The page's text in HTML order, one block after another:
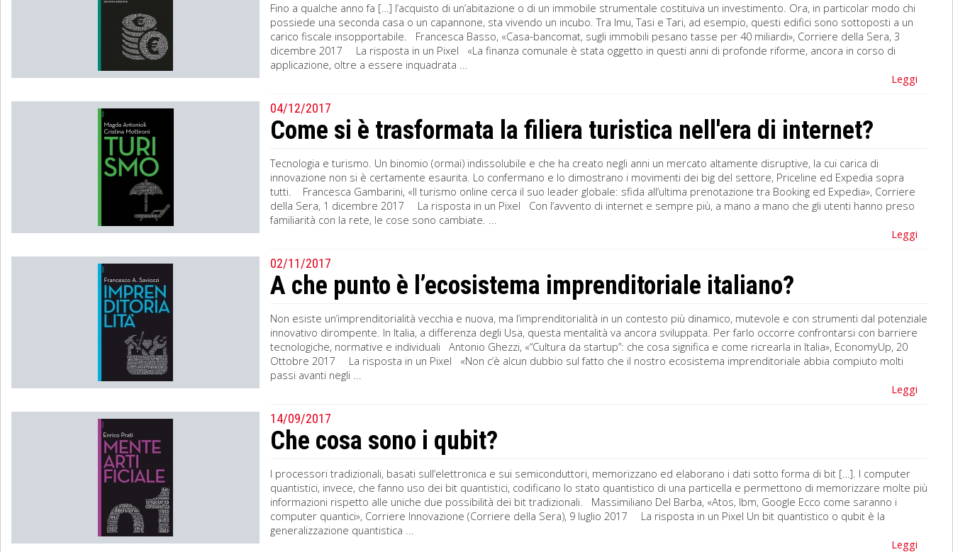
Fino a qualche anno fa […] l’acquisto di un’abitazione o di un immobile strumentale costituiva un investimento. Ora, in particolar modo chi
possiede una seconda casa o un capannone, sta vivendo un incubo. Tra Imu, Tasi e Tari, ad esempio, questi edifici sono sottoposti a un
carico fiscale insopportabile. Francesca Basso, «Casa-bancomat, sugli immobili pesano tasse per 40 miliardi», Corriere della Sera, 3
dicembre 2017 La risposta in un Pixel «La finanza comunale è stata oggetto in questi anni di profonde riforme, ancora in corso di
applicazione, oltre a essere inquadrata ...
Leggi
04/12/2017
Come si è trasformata la filiera turistica nell'era di internet?
Tecnologia e turismo. Un binomio (ormai) indissolubile e che ha creato negli anni un mercato altamente disruptive, la cui carica di
innovazione non si è certamente esaurita. Lo confermano e lo dimostrano i movimenti dei big del settore, Priceline ed Expedia sopra
tutti. Francesca Gambarini, «Il turismo online cerca il suo leader globale: sfida all’ultima prenotazione tra Booking ed Expedia», Corriere
della Sera, 1 dicembre 2017 La risposta in un Pixel Con l’avvento di internet e sempre più, a mano a mano che gli utenti hanno preso
familiarità con la rete, le cose sono cambiate. ...
Leggi
02/11/2017
A che punto è l’ecosistema imprenditoriale italiano?
Non esiste un’imprenditorialità vecchia e nuova, ma l’imprenditorialità in un contesto più dinamico, mutevole e con strumenti dal potenziale
innovativo dirompente. In Italia, a differenza degli Usa, questa mentalità va ancora sviluppata. Per farlo occorre confrontarsi con barriere
tecnologiche, normative e individuali Antonio Ghezzi, «“Cultura da startup”: che cosa significa e come ricrearla in Italia», EconomyUp, 20
Ottobre 2017 La risposta in un Pixel «Non c’è alcun dubbio sul fatto che il nostro ecosistema imprenditoriale abbia compiuto molti
passi avanti negli ...
Leggi
14/09/2017
Che cosa sono i qubit?
I processori tradizionali, basati sull’elettronica e sui semiconduttori, memorizzano ed elaborano i dati sotto forma di bit […]. I computer
quantistici, invece, che fanno uso dei bit quantistici, codificano lo stato quantistico di una particella e permettono di memorizzare molte più
informazioni rispetto alle uniche due possibilità dei bit tradizionali. Massimiliano Del Barba, «Atos, Ibm, Google Ecco come saranno i
computer quantici», Corriere Innovazione (Corriere della Sera), 9 luglio 2017 La risposta in un Pixel Un bit quantistico o qubit è la
generalizzazione quantistica ...
Leggi